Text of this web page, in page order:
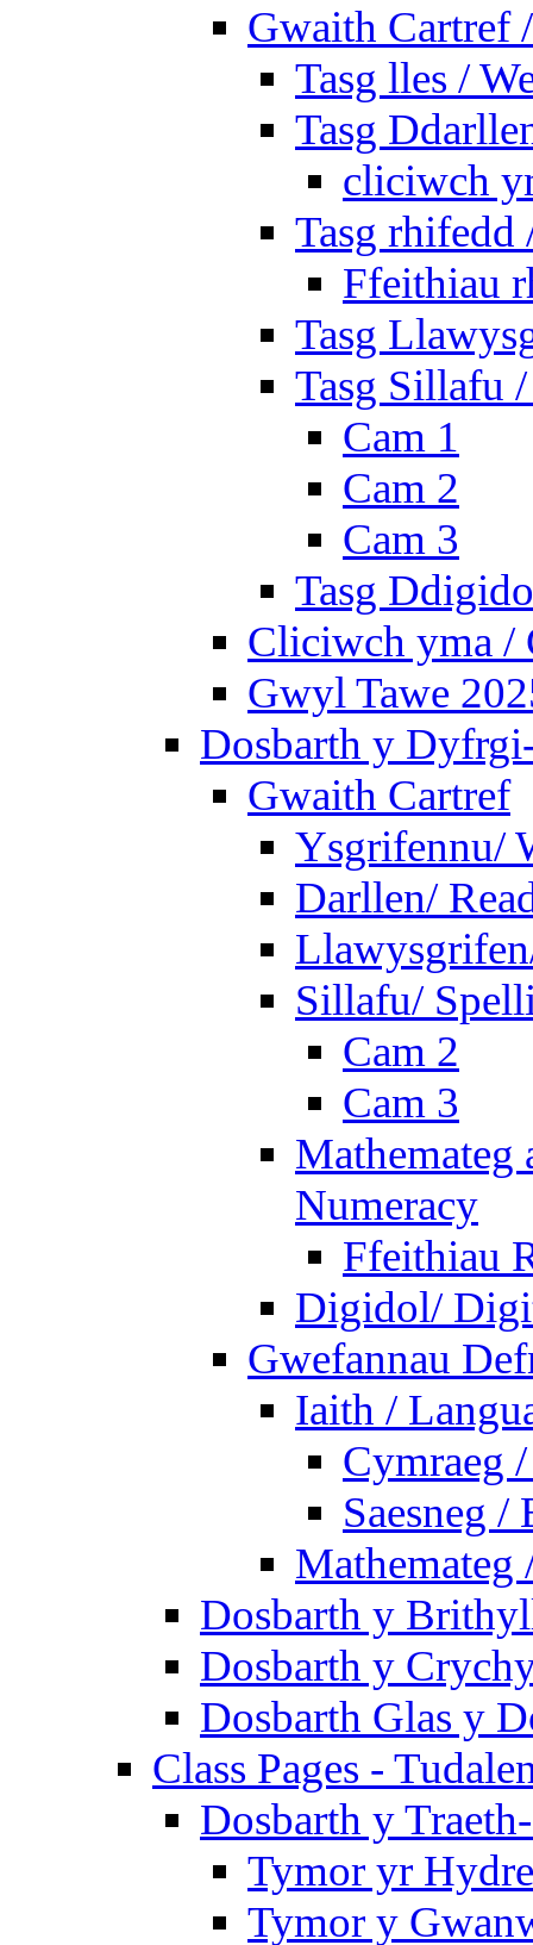
Gwaith Cartref
Tasg lles /
Tasg
cliciwch
Tasg rhifedd
Ffeithiau
Tasg
Tasg Sillafu
Cam 1
Cam 2
Cam 3
Tasg
Cliciwch yma /
Gwyl Tawe
Dosbarth y
Gwaith Cartref
Ysgrifennu/
Darllen/
Sillafu/
Cam 2
Cam 3
Mathemateg
Numeracy
Ffeithiau
Digidol/
Gwefannau
Iaith /
Cymraeg
Saesneg /
Mathemateg
Dosbarth y
Dosbarth y
Dosbarth Glas y
Class Pages -
Dosbarth y
Tymor yr
Tymor y